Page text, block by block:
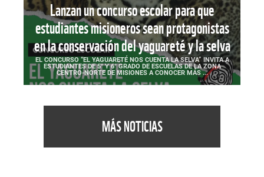
Lanzan un concurso escolar para que
estudiantes misioneros sean protagonistas
en la conservación del yaguareté y la selva
EL CONCURSO “EL YAGUARETÉ NOS CUENTA LA SELVA” INVITA A
ESTUDIANTES DE 5° Y 6° GRADO DE ESCUELAS DE LA ZONA
CENTRO-NORTE DE MISIONES A CONOCER MÁS ...
MÁS NOTICIAS